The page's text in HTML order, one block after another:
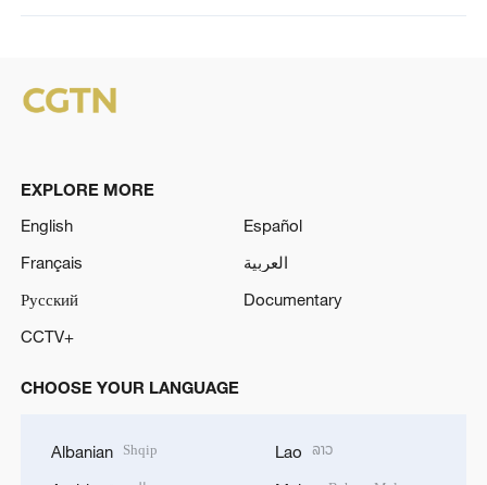
EXPLORE MORE
English
Español
Français
العربية
Русский
Documentary
CCTV+
CHOOSE YOUR LANGUAGE
Albanian Shqip Lao ລາວ